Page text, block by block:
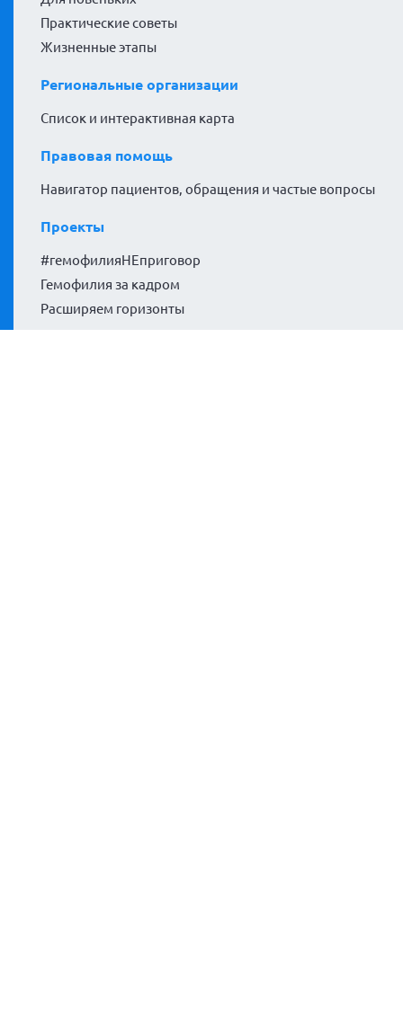
Практические советы
Жизненные этапы
Региональные организации
Список и интерактивная карта
Правовая помощь
Навигатор пациентов, обращения и частые вопросы
Проекты
#гемофилияНЕприговор
Гемофилия за кадром
Расширяем горизонты